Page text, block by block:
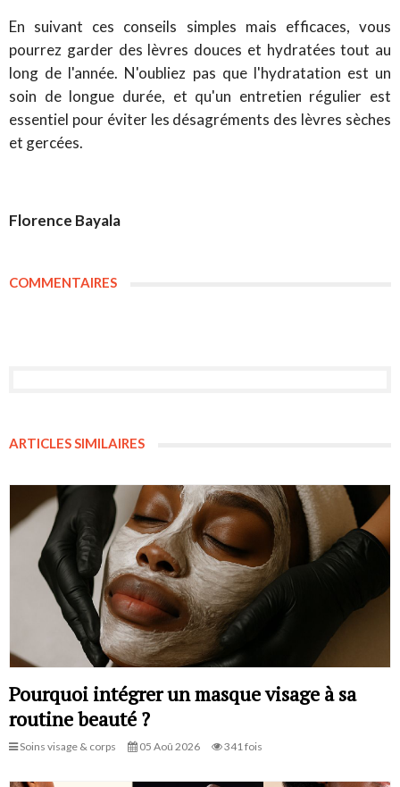
En suivant ces conseils simples mais efficaces, vous
pourrez garder des lèvres douces et hydratées tout au
long de l'année. N'oubliez pas que l'hydratation est un
soin de longue durée, et qu'un entretien régulier est
essentiel pour éviter les désagréments des lèvres sèches
et gercées.
Florence Bayala
COMMENTAIRES
ARTICLES SIMILAIRES
Pourquoi intégrer un masque visage à sa
routine beauté ?
Soins visage & corps 05 Aoû 2026 341 fois